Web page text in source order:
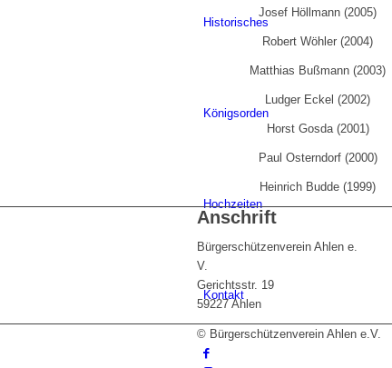
Historisches
Königsorden
Hochzeiten
Kontakt
Josef Höllmann (2005)
Robert Wöhler (2004)
Matthias Bußmann (2003)
Ludger Eckel (2002)
Horst Gosda (2001)
Paul Osterndorf (2000)
Heinrich Budde (1999)
Anschrift
Bürgerschützenverein Ahlen e.
V.
Gerichtsstr. 19
59227 Ahlen
© Bürgerschützenverein Ahlen e.V.